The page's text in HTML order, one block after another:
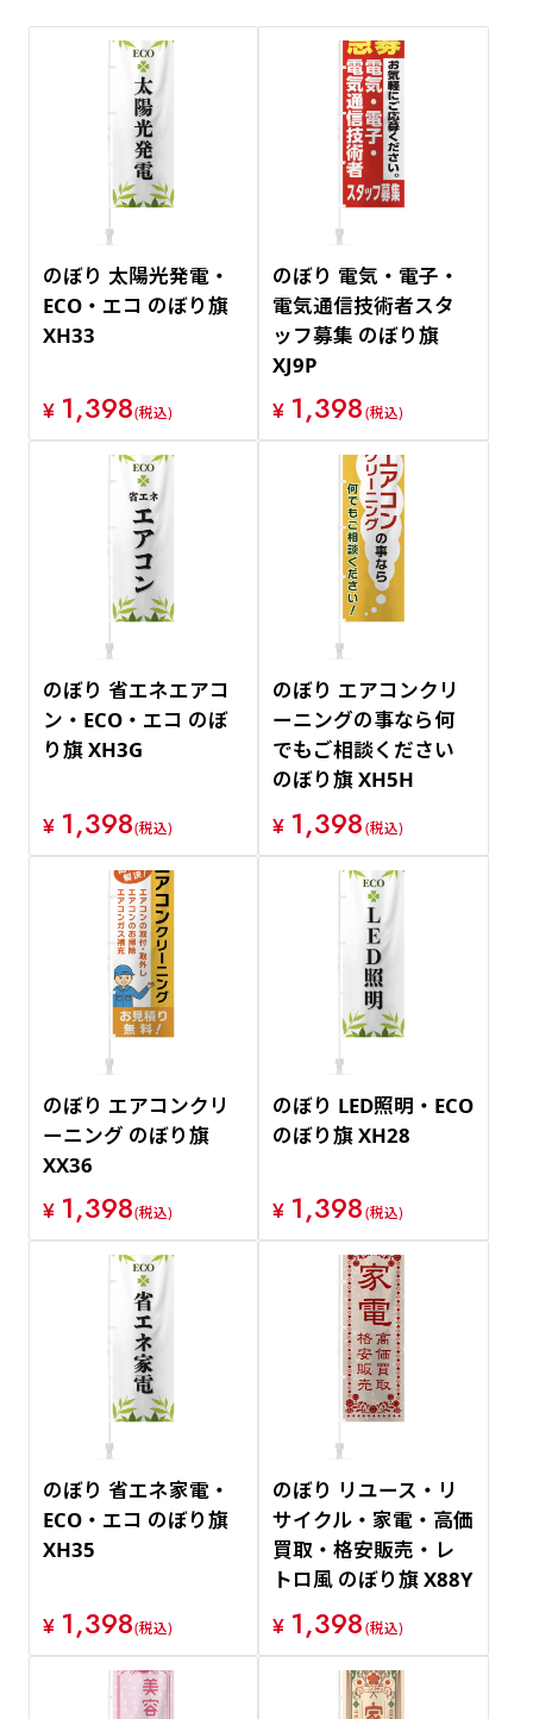
新着順
価格が安い順
価格が高い順
のぼり 太陽光発電・
ECO・エコ のぼり旗
XH33
¥ 1,398(税込)
のぼり 電気・電子・
電気通信技術者スタ
ッフ募集 のぼり旗
XJ9P
¥ 1,398(税込)
のぼり 省エネエアコ
ン・ECO・エコ のぼ
り旗 XH3G
¥ 1,398(税込)
のぼり エアコンクリ
ーニングの事なら何
でもご相談ください
のぼり旗 XH5H
¥ 1,398(税込)
のぼり エアコンクリ
ーニング のぼり旗
XX36
¥ 1,398(税込)
のぼり LED照明・ECO
のぼり旗 XH28
¥ 1,398(税込)
のぼり 省エネ家電・
ECO・エコ のぼり旗
XH35
¥ 1,398(税込)
のぼり リユース・リ
サイクル・家電・高価
買取・格安販売・レ
トロ風 のぼり旗 X88Y
¥ 1,398(税込)